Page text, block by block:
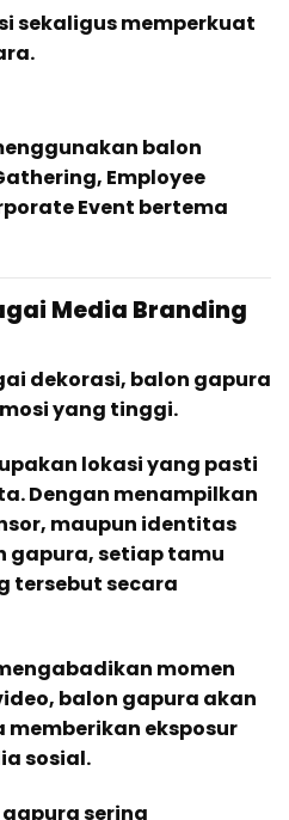
sekaligus memperkuat
balon
Employee
Event bertema
Media Branding
dekorasi, balon gapura
yang tinggi.
lokasi yang pasti
Dengan menampilkan
maupun identitas
gapura, setiap tamu
tersebut secara
momen
balon gapura akan
eksposur
sosial.
sering